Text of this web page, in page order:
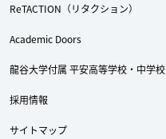
ReTACTION（リタクション）
Academic Doors
龍谷大学付属 平安高等学校・中学校
採用情報
サイトマップ